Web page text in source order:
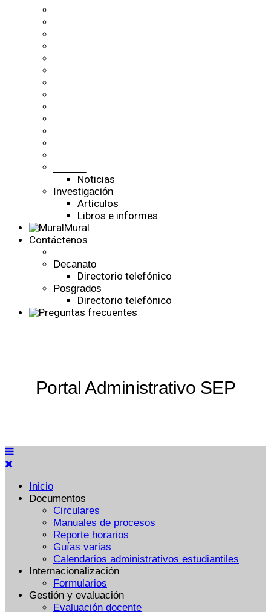
Noticias
Investigación
Artículos
Libros e informes
Mural
Contáctenos
Decanato
Directorio telefónico
Posgrados
Directorio telefónico
Portal Administrativo SEP
Inicio
Documentos
Circulares
Manuales de procesos
Reporte horarios
Guías varias
Calendarios administrativos estudiantiles
Internacionalización
Formularios
Gestión y evaluación
Evaluación docente